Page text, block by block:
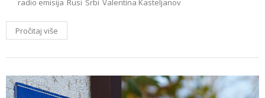
radio emisija Rusi Srbi Valentina Kasteljanov
Pročitaj više